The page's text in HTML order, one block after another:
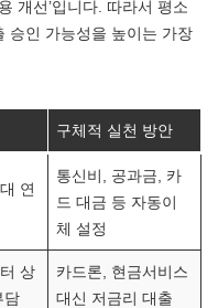
개선’입니다. 따라서 평소
승인 가능성을 높이는 가장
구체적 실천 방안
연
통신비, 공과금, 카
드 대금 등 자동이
체 설정
상
담
카드론, 현금서비스
대신 저금리 대출